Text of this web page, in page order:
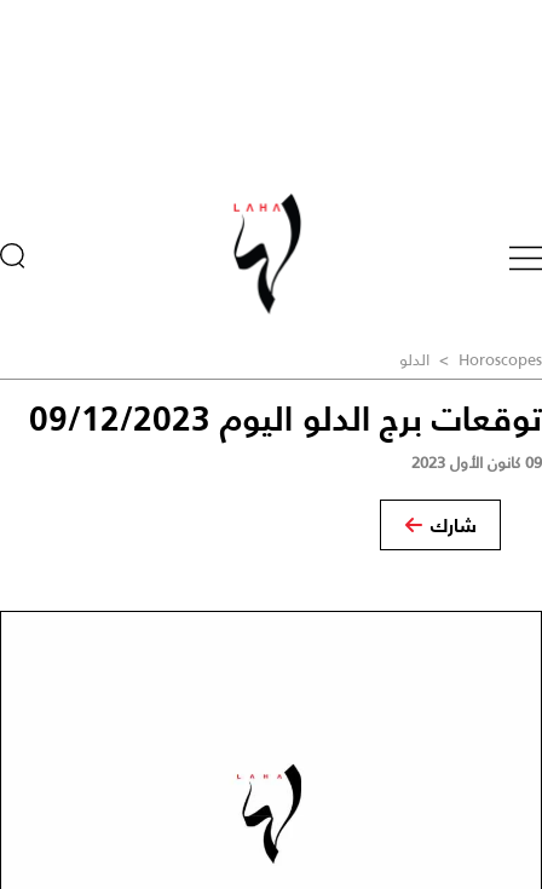
Horoscopes
> الدلو
توقعات برج الدلو اليوم 09/12/2023
09 كانون الأول 2023
شارك